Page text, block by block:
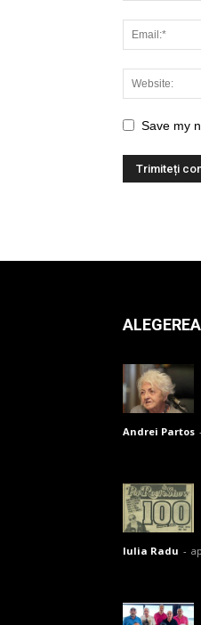
Save my
Andrei Partos -
Iulia Radu -